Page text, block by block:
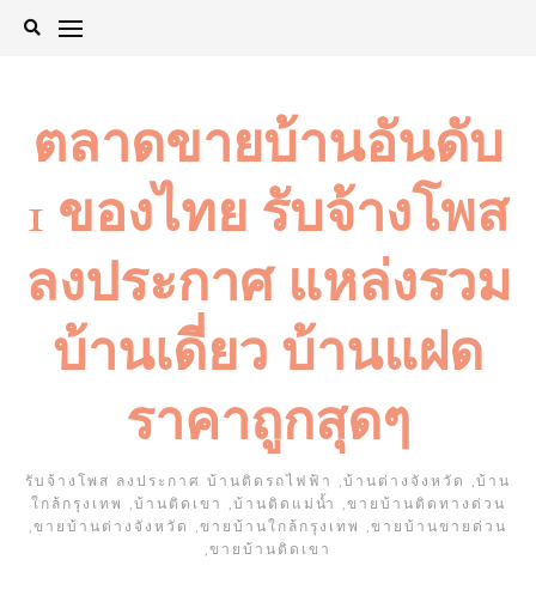
Skip
ตลาดขายบ้านอันดับ
1 ของไทย รับจ้างโพส
ลงประกาศ แหล่งรวม
บ้านเดี่ยว บ้านแฝด
ราคาถูกสุดๆ
รับจ้างโพส ลงประกาศ บ้านติดรถไฟฟ้า ,บ้านต่างจังหวัด ,บ้าน
ใกล้กรุงเทพ ,บ้านติดเขา ,บ้านติดแม่น้ำ ,ขายบ้านติดทางด่วน
,ขายบ้านต่างจังหวัด ,ขายบ้านใกล้กรุงเทพ ,ขายบ้านขายด่วน
,ขายบ้านติดเขา